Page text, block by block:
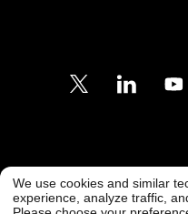
客户支持
support@freedx.com
We use cookies and similar
experience, analyze traffic,